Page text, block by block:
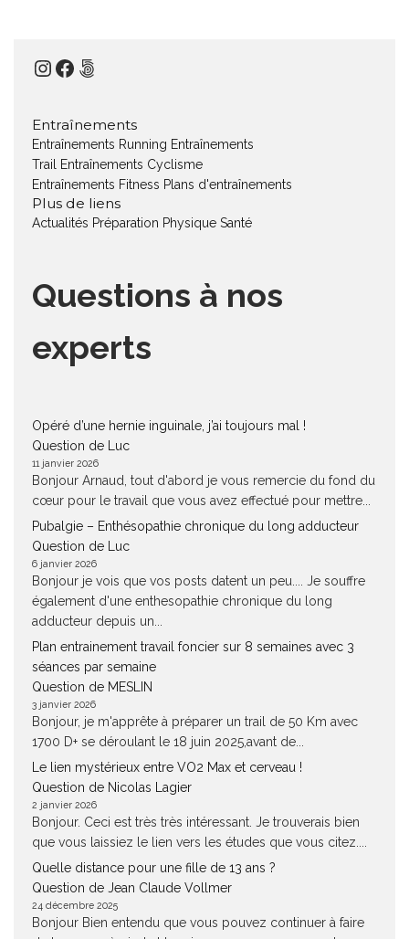
Instagram
Facebook
500px
Entraînements
Entraînements Running Entraînements
Trail
Entraînements Cyclisme
Entraînements Fitness Plans d'entraînements
Plus de liens
Actualités Préparation Physique Santé
Questions à nos
experts
Opéré d’une hernie inguinale, j’ai toujours mal !
Question de Luc
11 janvier 2026
Bonjour Arnaud, tout d'abord je vous remercie du fond du
cœur pour le travail que vous avez effectué pour mettre...
Pubalgie – Enthésopathie chronique du long adducteur
Question de Luc
6 janvier 2026
Bonjour je vois que vos posts datent un peu.... Je souffre
également d'une enthesopathie chronique du long
adducteur depuis un...
Plan entrainement travail foncier sur 8 semaines avec 3
séances par semaine
Question de MESLIN
3 janvier 2026
Bonjour, je m'apprête à préparer un trail de 50 Km avec
1700 D+ se déroulant le 18 juin 2025,avant de...
Le lien mystérieux entre VO2 Max et cerveau !
Question de Nicolas Lagier
2 janvier 2026
Bonjour. Ceci est très très intéressant. Je trouverais bien
que vous laissiez le lien vers les études que vous citez....
Quelle distance pour une fille de 13 ans ?
Question de Jean Claude Vollmer
24 décembre 2025
Bonjour Bien entendu que vous pouvez continuer à faire